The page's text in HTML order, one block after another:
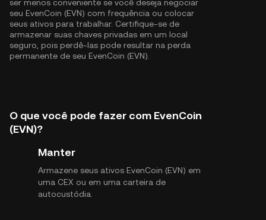
ser menos conveniente se você deseja negociar
seu EvenCoin (EVN) com frequência ou colocar
seus ativos para trabalhar. Certifique-se de
armazenar suas chaves privadas em um local
seguro, pois perdê-las pode resultar na perda
permanente de seu EvenCoin (EVN).
O que você pode fazer com EvenCoin
(EVN)?
Manter
Armazene seus ativos EvenCoin (EVN) em
uma CEX ou em uma carteira de
autocustódia.